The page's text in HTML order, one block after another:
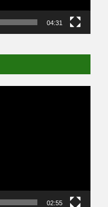
04:31
02:55